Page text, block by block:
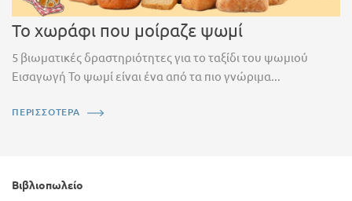
Το χωράφι που μοίραζε ψωμί
5 βιωματικές δραστηριότητες για το ταξίδι του ψωμιού
Εισαγωγή Το ψωμί είναι ένα από τα πιο γνώριμα...
ΠΕΡΙΣΣΟΤΕΡΑ
Βιβλιοπωλείο